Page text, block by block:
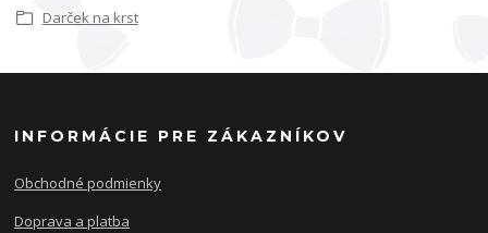
Darček na krst
INFORMÁCIE PRE ZÁKAZNÍKOV
Obchodné podmienky
Doprava a platba